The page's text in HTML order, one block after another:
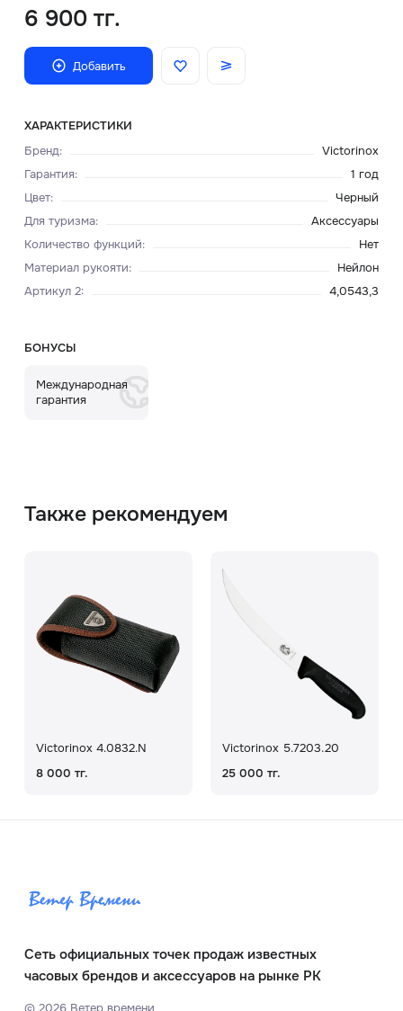
6 900 тг.
Добавить
ХАРАКТЕРИСТИКИ
Бренд:
Victorinox
Гарантия:
1 год
Цвет:
Черный
Для туризма:
Аксессуары
Количество функций:
Нет
Материал рукояти:
Нейлон
Артикул 2: 4,0543,3
БОНУСЫ
Международная
гарантия
Также рекомендуем
Victorinox 4.0832.N
8 000 тг.
Victorinox 5.7203.20
25 000 тг.
Сеть официальных точек продаж известных
часовых брендов и аксессуаров на рынке РК